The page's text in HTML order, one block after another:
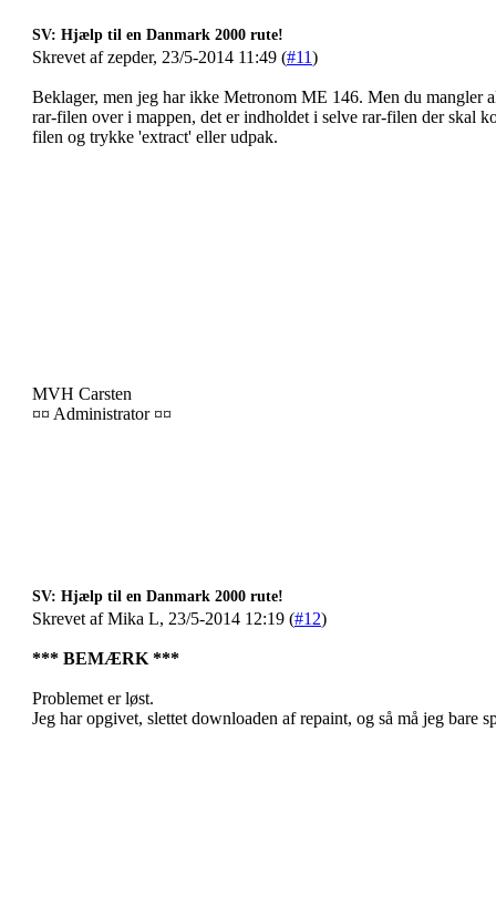
SV: Hjælp til en Danmark 2000 rute!
Skrevet af zepder, 23/5-2014 11:49 (#11)
Beklager, men jeg har ikke Metronom ME 146. Men du mangler
rar-filen over i mappen, det er indholdet i selve rar-filen der skal
filen og trykke 'extract' eller udpak.
MVH Carsten
¤¤ Administrator ¤¤
SV: Hjælp til en Danmark 2000 rute!
Skrevet af Mika L, 23/5-2014 12:19 (#12)
*** BEMÆRK ***
Problemet er løst.
Jeg har opgivet, slettet downloaden af repaint, og så må jeg